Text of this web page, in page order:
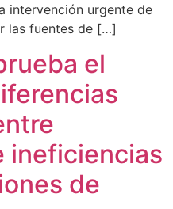
intervención urgente de
las fuentes de […]
el
ineficiencias
de